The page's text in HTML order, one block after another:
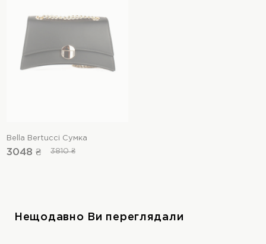
Bella Bertucci Сумка
3048 ₴ 3810 ₴
Нещодавно Ви переглядали